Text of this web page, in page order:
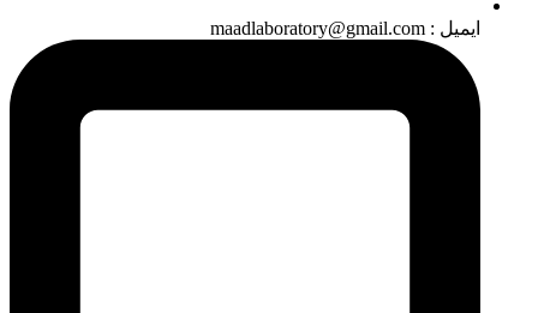
ایمیل : maadlaboratory@gmail.com